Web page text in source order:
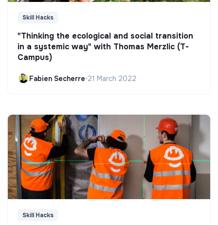
Skill Hacks
"Thinking the ecological and social transition
in a systemic way" with Thomas Merzlic (T-
Campus)
Fabien Secherre•21 March 2022
Skill Hacks